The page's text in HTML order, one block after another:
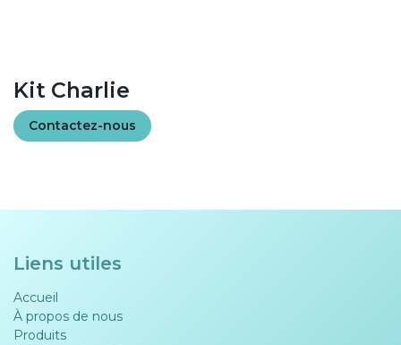
Kit Charlie
Contactez-nous
Liens utiles
Accueil
À propos de nous
Produits